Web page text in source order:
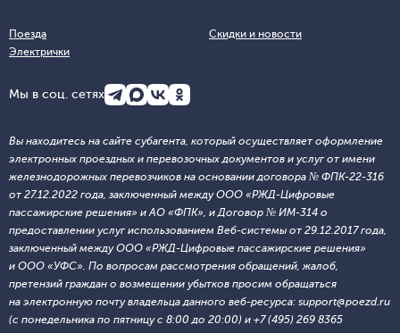
Поезда
Электрички
Скидки и новости
Мы в соц. сетях
Вы находитесь на сайте субагента, который осуществляет оформление
электронных проездных и перевозочных документов и услуг от имени
железнодорожных перевозчиков на основании договора № ФПК-22-316
от 27.12.2022 года, заключенный между ООО «РЖД-Цифровые
пассажирские решения» и АО «ФПК», и Договор № ИМ-314 о
предоставлении услуг использованием Веб-системы от 29.12.2017 года,
заключенный между ООО «РЖД-Цифровые пассажирские решения»
и ООО «УФС». По вопросам рассмотрения обращений, жалоб,
претензий граждан о возмещении убытков просим обращаться
на электронную почту владельца данного веб-ресурса: support@poezd.ru
(с понедельника по пятницу с 8:00 до 20:00) и +7 (495) 269 8365